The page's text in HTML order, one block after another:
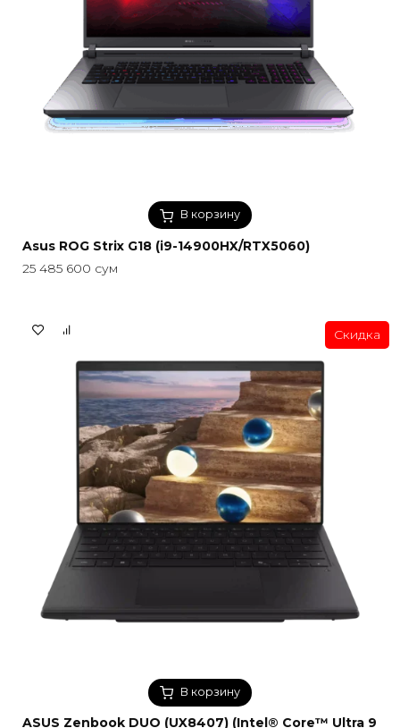
В корзину
Asus ROG Strix G18 (i9-14900HX/RTX5060)
25 485 600 сум
В корзину
Скидка
ASUS Zenbook DUO (UX8407) (Intel® Core™ Ultra 9